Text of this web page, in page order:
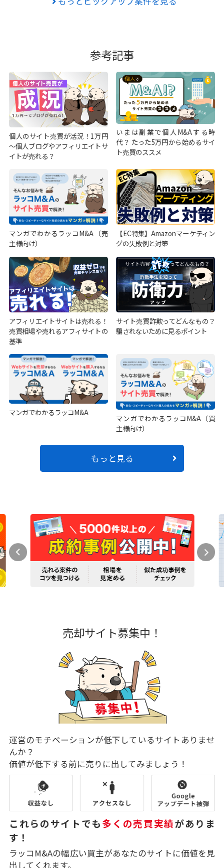
参考記事
個人のサイト売買が活況！1万円
～個人ブログやアフィリエイトサ
イトが売れる？
いまは副業で個人M&Aする時
代？ たった5万円から始めるサイ
ト売買のススメ
マンガでわかるラッコM&A（売
主様向け）
【EC特集】Amazonマーケティン
グの失敗例と対策
アフィリエイトサイトは売れる！
売買相場や売れるアフィサイトの
基準
サイト売買詐欺ってどんなもの？
騙されないために見るポイント
マンガでわかるラッコM&A
マンガでわかるラッコM&A（買
主様向け）
もっと見る
売却サイト募集中！
運営のモチベーションが低下しているサイトありませ
んか？
価値が低下する前に売りに出してみましょう！
これらのサイトでも多くの売買実績がありま
す！
ラッコM&Aの幅広い買主があなたのサイトに価値を見
出してくれます。